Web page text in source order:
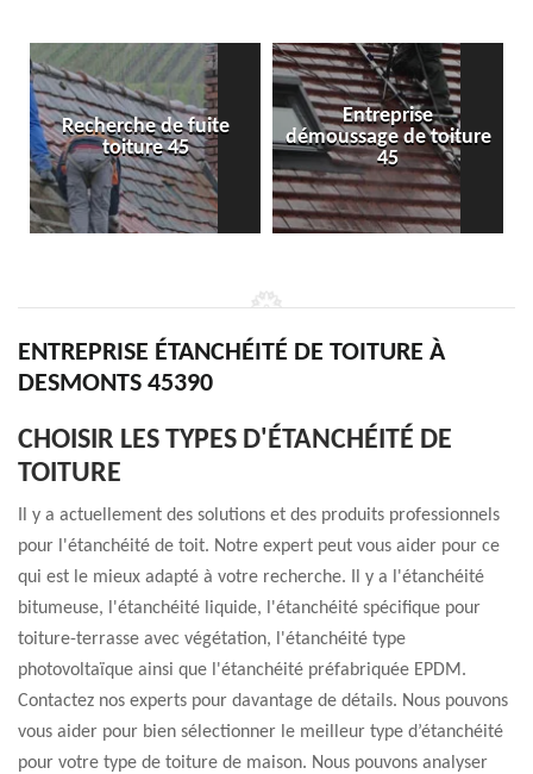
de fuite
toiture 45
Entreprise
démoussage de toiture
45
ENTREPRISE ÉTANCHÉITÉ DE TOITURE À
DESMONTS 45390
CHOISIR LES TYPES D'ÉTANCHÉITÉ DE
TOITURE
Il y a actuellement des solutions et des produits professionnels
pour l'étanchéité de toit. Notre expert peut vous aider pour ce
qui est le mieux adapté à votre recherche. Il y a l'étanchéité
bitumeuse, l'étanchéité liquide, l'étanchéité spécifique pour
toiture-terrasse avec végétation, l'étanchéité type
photovoltaïque ainsi que l'étanchéité préfabriquée EPDM.
Contactez nos experts pour davantage de détails. Nous pouvons
vous aider pour bien sélectionner le meilleur type d’étanchéité
pour votre type de toiture de maison. Nous pouvons analyser